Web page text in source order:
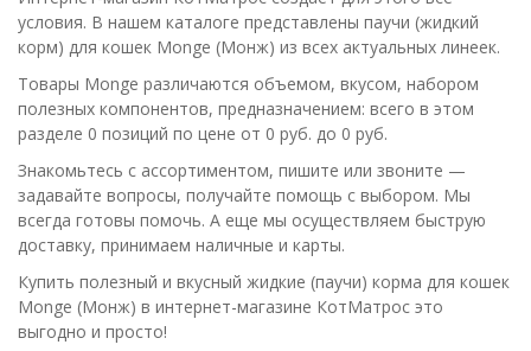
условия. В нашем каталоге представлены паучи (жидкий
корм) для кошек Monge (Монж) из всех актуальных линеек.
Товары Monge различаются объемом, вкусом, набором
полезных компонентов, предназначением: всего в этом
разделе 0 позиций по цене от 0 руб. до 0 руб.
Знакомьтесь с ассортиментом, пишите или звоните —
задавайте вопросы, получайте помощь с выбором. Мы
всегда готовы помочь. А еще мы осуществляем быструю
доставку, принимаем наличные и карты.
Купить полезный и вкусный жидкие (паучи) корма для кошек
Monge (Монж) в интернет-магазине КотМатрос это
выгодно и просто!